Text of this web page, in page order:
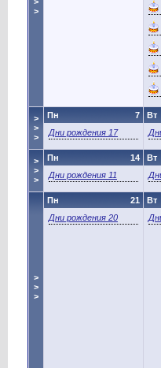
>
>
>
>
7
Пн
Дни рождения 17
Вт
>
>
>
14
Пн
Дни рождения 11
Вт
>
>
>
21
Пн
Дни рождения 20
Вт